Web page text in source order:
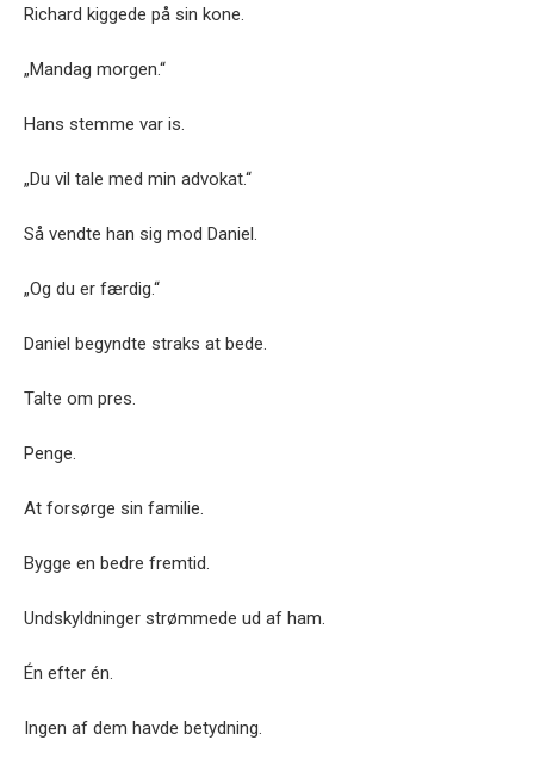
Richard kiggede på sin kone.
„Mandag morgen.“
Hans stemme var is.
„Du vil tale med min advokat.“
Så vendte han sig mod Daniel.
„Og du er færdig.“
Daniel begyndte straks at bede.
Talte om pres.
Penge.
At forsørge sin familie.
Bygge en bedre fremtid.
Undskyldninger strømmede ud af ham.
Én efter én.
Ingen af dem havde betydning.